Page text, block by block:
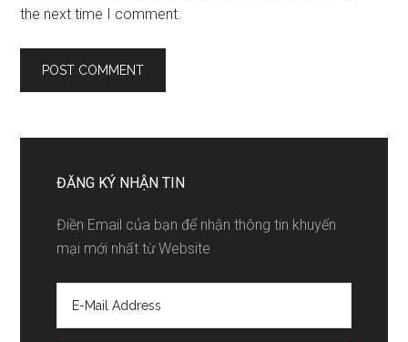
the next time I comment.
ĐĂNG KÝ NHẬN TIN
Điền Email của bạn để nhận thông tin khuyến
mại mới nhất từ Website